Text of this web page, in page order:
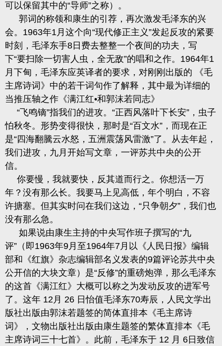
可以保留其中的“导师”之称）。
郭词的称领和康生的引荐，再次激发毛泽东的兴
会。 1963年1月这个向“现代修正主义”发起反攻的紧要
时刻，毛泽东手8 日费去整整一个夜间的功夫，写
下“要扫除一切害人虫，全无敌”的唱和之作。 1964年1
月下甸，毛泽东应英译者的要求，对刚刚出版的 《毛
主席诗词》中的若干词句作了解释，其中最为详细的
当推压轴之作《满江红•和郭沫若同志》
“飞鸣镝”指我们的进攻。“正西风落叶下长安”，虫子
怕秋冬。形势变得很快，那时是“百文水”，而现在正
是“四海翻騰云水怒，五洲震荡风雷激”了。从去年起，
我们进攻，九月开始写文章，一评苏共中央的公开
信。
你要慢，我就要快，反其道而行之。你想活一万
年？没有那么长。我要马上见高低，年个明白，不容
许搪塞。但其实时问在我们这边，“只争朝夕”，我们也
没有那么急。
如果说由康生主持的中央写作班子撰写的“九
评”（即1963年9月至1964年7月以《人民日报》编辑
部和《红旗》杂志编辑部名义发表的9篇评论苏共中央
公开信的大块文章）是“反修”的重磅炮弹，那么毛泽东
的这首《满江红》大概可以称之为发动反攻的进军号
了。这年 12月 26 日怡值毛泽东70寿辰，人民文学出
版社出版由郭沫若题签的简体直排本《毛主席诗
词》，文物出版社出版由康生题签的繁体直排本《毛
主席诗词三十七首》。此前，毛泽东于 12 月 6 日致信